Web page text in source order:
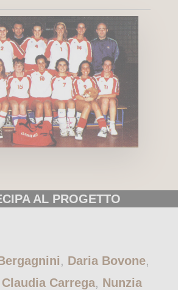
AL PROGETTO
, Daria Bovone,
Claudia Carrega, Nunzia